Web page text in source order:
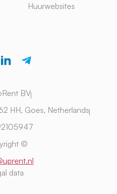
Huurwebsites
BV
HH, Goes, Netherlands
©
data